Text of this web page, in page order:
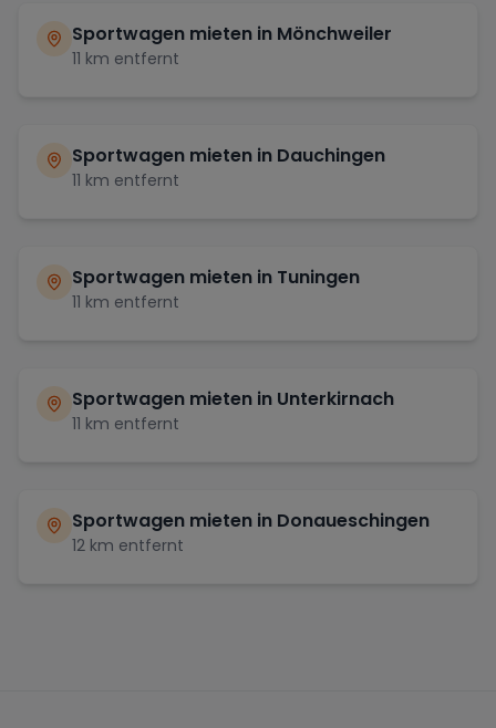
Sportwagen mieten in Mönchweiler
11 km entfernt
Sportwagen mieten in Dauchingen
11 km entfernt
Sportwagen mieten in Tuningen
11 km entfernt
Sportwagen mieten in Unterkirnach
11 km entfernt
Sportwagen mieten in Donaueschingen
12 km entfernt